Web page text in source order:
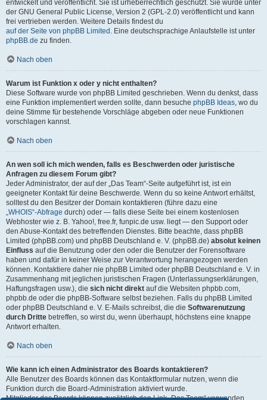
entwickelt und veröffentlicht. Sie ist urheberrechtlich geschützt. Sie wurde unter
der GNU General Public License, Version 2 (GPL-2.0) veröffentlicht und kann
frei vertrieben werden. Weitere Details findest du
auf der Seite von phpBB Limited . Eine deutschsprachige Anlaufstelle ist unter
phpBB.de zu finden.
Nach oben
Warum ist Funktion x oder y nicht enthalten?
Diese Software wurde von phpBB Limited geschrieben. Wenn du denkst, dass
eine Funktion implementiert werden sollte, dann besuche phpBB Ideas, wo du
deine Stimme für bestehende Vorschläge abgeben oder neue Funktionen
vorschlagen kannst.
Nach oben
An wen soll ich mich wenden, falls es Beschwerden oder juristische
Anfragen zu diesem Forum gibt?
Jeder Administrator, der auf der „Das Team“-Seite aufgeführt ist, ist ein
geeigneter Kontakt für deine Beschwerde. Wenn du so keine Antwort erhältst,
solltest du den Besitzer der Domain kontaktieren (führe dazu eine
„WHOIS“-Abfrage durch) oder — falls diese Seite bei einem kostenlosen
Webhoster wie z. B. Yahoo!, free.fr, funpic.de usw. liegt — den Support oder
den Abuse-Kontakt des betreffenden Dienstes. Bitte beachte, dass phpBB
Limited (phpBB.com) und phpBB Deutschland e. V. (phpBB.de) absolut keinen
Einfluss auf die Benutzung oder den oder die Benutzer der Forensoftware
haben und dafür in keiner Weise zur Verantwortung herangezogen werden
können. Kontaktiere daher nie phpBB Limited oder phpBB Deutschland e. V. in
Zusammenhang mit jeglichen juristischen Fragen (Unterlassungserklärungen,
Haftungsfragen usw.), die sich nicht direkt auf die Websiten phpbb.com,
phpbb.de oder die phpBB-Software selbst beziehen. Falls du phpBB Limited
oder phpBB Deutschland e. V. E-Mails schreibst, die die Softwarenutzung
durch Dritte betreffen, so wirst du, wenn überhaupt, höchstens eine knappe
Antwort erhalten.
Nach oben
Wie kann ich einen Administrator des Boards kontaktieren?
Alle Benutzer des Boards können das Kontaktformular nutzen, wenn die
Funktion durch die Board-Administration aktiviert wurde.
Mitglieder des Boards können zusätzlich den Link „Das Team“ verwenden.